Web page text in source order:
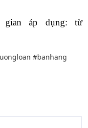
gian áp dụng: từ
#banhang